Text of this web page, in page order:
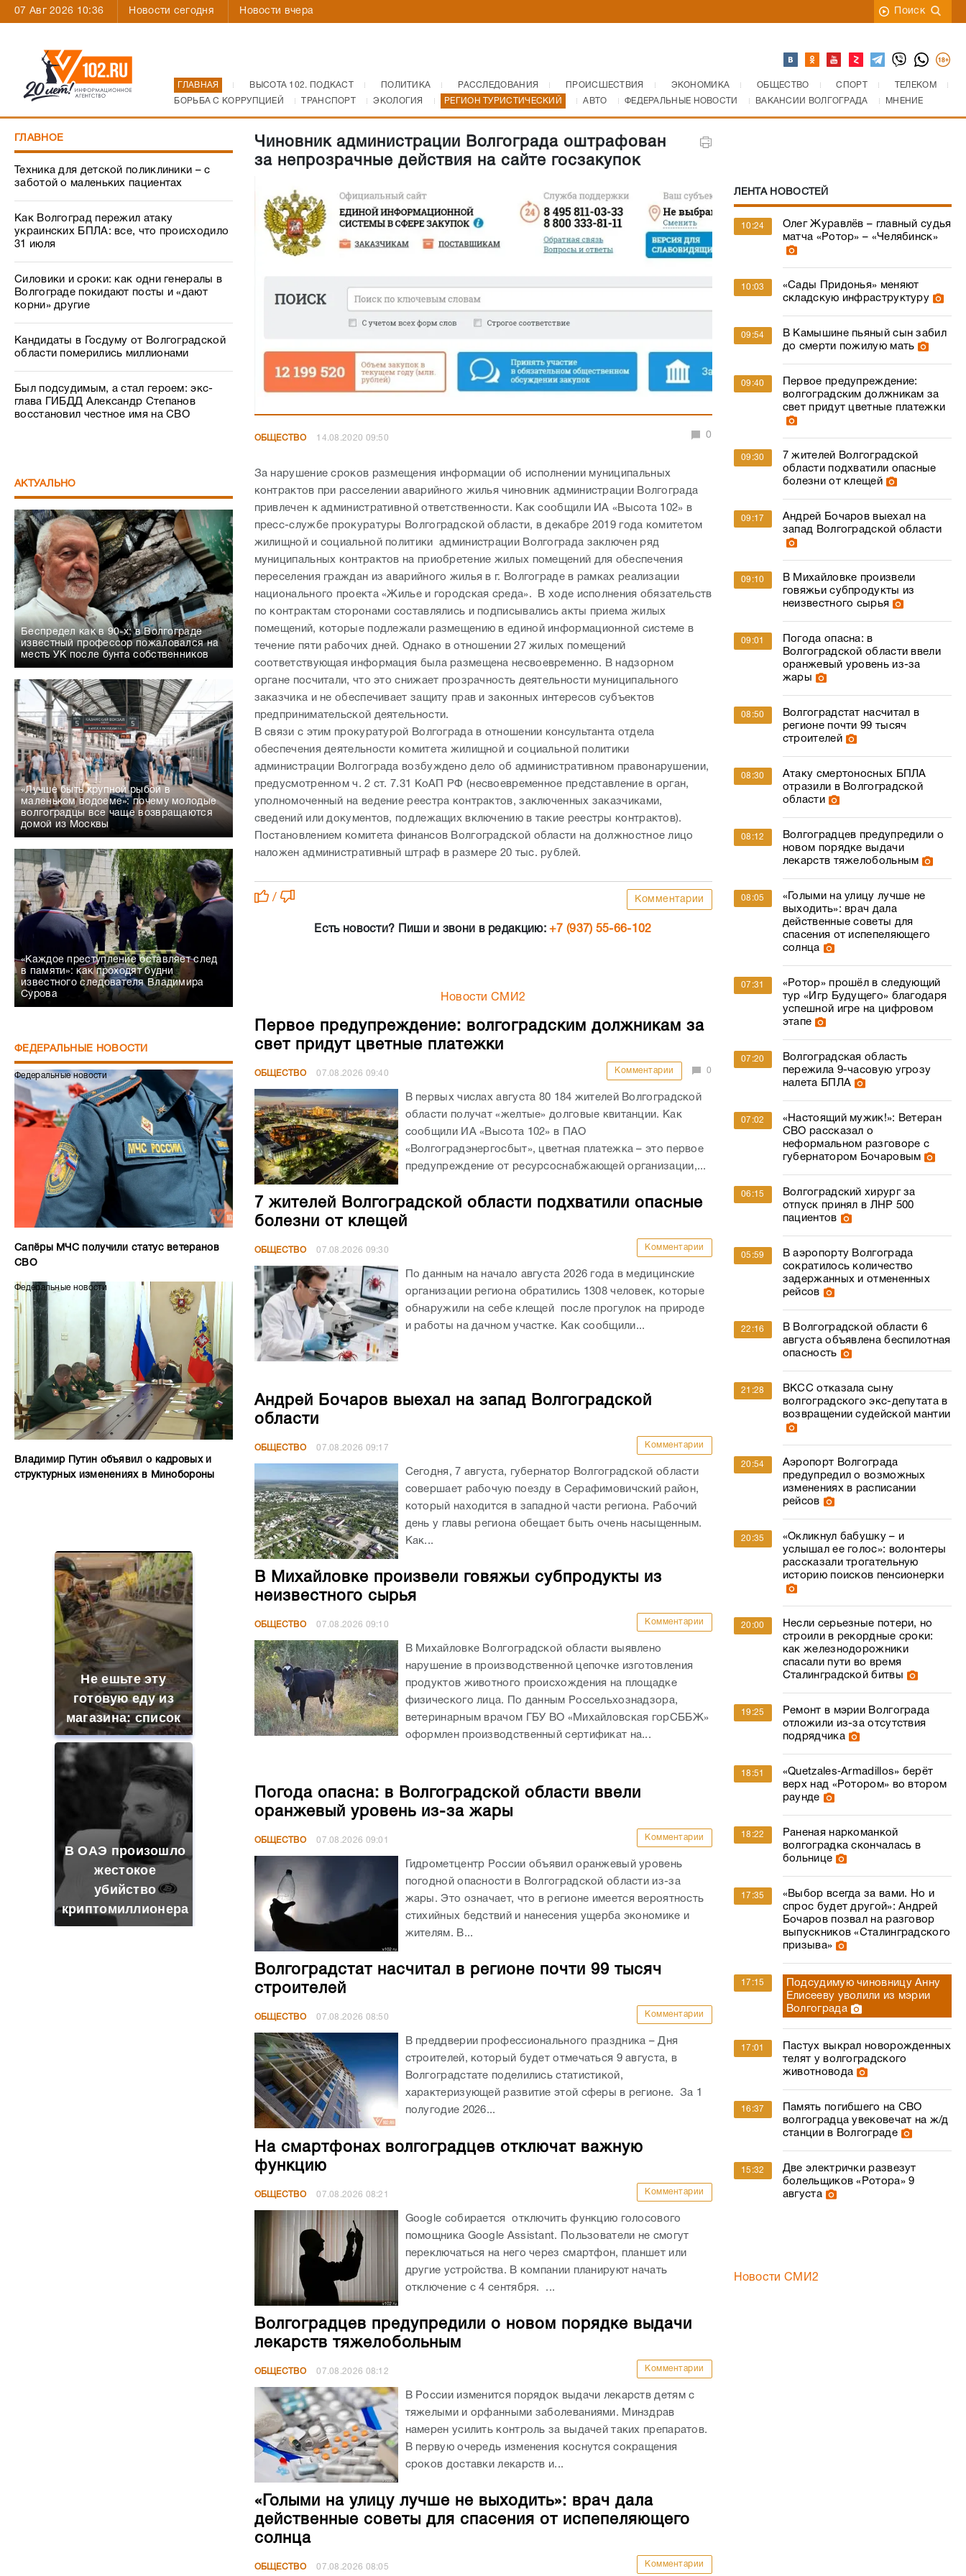
07 Авг 2026 10:36 Новости сегодня Новости вчера Поиск
ГЛАВНАЯ ВЫСОТА 102. ПОДКАСТ ПОЛИТИКА РАССЛЕДОВАНИЯ ПРОИСШЕСТВИЯ ЭКОНОМИКА ОБЩЕСТВО СПОРТ
ТЕЛЕКОМ
БОРЬБА С КОРРУПЦИЕЙ
ТРАНСПОРТ ЭКОЛОГИЯ РЕГИОН ТУРИСТИЧЕСКИЙ АВТО ФЕДЕРАЛЬНЫЕ НОВОСТИ ВАКАНСИИ ВОЛГОГРАДА МНЕНИЕ
ГЛАВНОЕ
Техника для детской поликлиники – с
заботой о маленьких пациентах
Как Волгоград пережил атаку
украинских БПЛА: все, что происходило
31 июля
Силовики и сроки: как одни генералы в
Волгограде покидают посты и «дают
корни» другие
Кандидаты в Госдуму от Волгоградской
области померились миллионами
Был подсудимым, а стал героем: экс-
глава ГИБДД Александр Степанов
восстановил честное имя на СВО
АКТУАЛЬНО
Беспредел как в 90-х: в Волгограде
известный профессор пожаловался на
месть УК после бунта собственников
«Лучше быть крупной рыбой в
маленьком водоеме»: почему молодые
волгоградцы все чаще возвращаются
домой из Москвы
«Каждое преступление оставляет след
в памяти»: как проходят будни
известного следователя Владимира
Сурова
ФЕДЕРАЛЬНЫЕ НОВОСТИ
Федеральные новости
Сапёры МЧС получили статус ветеранов
СВО
Федеральные новости
Владимир Путин объявил о кадровых и
структурных изменениях в Минобороны
Не ешьте эту
готовую еду из
магазина: список
В ОАЭ произошло
жестокое
убийство
криптомиллионера
Чиновник администрации Волгограда оштрафован
за непрозрачные действия на сайте госзакупок
ОБЩЕСТВО 14.08.2020 09:50 0
За нарушение сроков размещения информации об исполнении муниципальных
контрактов при расселении аварийного жилья чиновник администрации Волгограда
привлечен к административной ответственности. Как сообщили ИА «Высота 102» в
пресс-службе прокуратуры Волгоградской области, в декабре 2019 года комитетом
жилищной и социальной политики администрации Волгограда заключен ряд
муниципальных контрактов на приобретение жилых помещений для обеспечения
переселения граждан из аварийного жилья в г. Волгограде в рамках реализации
национального проекта «Жилье и городская среда». В ходе исполнения обязательств
по контрактам сторонами составлялись и подписывались акты приема жилых
помещений, которые подлежали размещению в единой информационной системе в
течение пяти рабочих дней. Однако в отношении 27 жилых помещений
соответствующая информация была размещена несвоевременно. В надзорном
органе посчитали, что это снижает прозрачность деятельности муниципального
заказчика и не обеспечивает защиту прав и законных интересов субъектов
предпринимательской деятельности.
В связи с этим прокуратурой Волгограда в отношении консультанта отдела
обеспечения деятельности комитета жилищной и социальной политики
администрации Волгограда возбуждено дело об административном правонарушении,
предусмотренном ч. 2 ст. 7.31 КоАП РФ (несвоевременное представление в орган,
уполномоченный на ведение реестра контрактов, заключенных заказчиками,
сведений или документов, подлежащих включению в такие реестры контрактов).
Постановлением комитета финансов Волгоградской области на должностное лицо
наложен административный штраф в размере 20 тыс. рублей.
/ Комментарии
Есть новости? Пиши и звони в редакцию:+7 (937) 55-66-102
Новости СМИ2
Первое предупреждение: волгоградским должникам за
свет придут цветные платежки
ОБЩЕСТВО 07.08.2026 09:40 Комментарии 0
В первых числах августа 80 184 жителей Волгоградской
области получат «желтые» долговые квитанции. Как
сообщили ИА «Высота 102» в ПАО
«Волгоградэнергосбыт», цветная платежка – это первое
предупреждение от ресурсоснабжающей организации,...
7 жителей Волгоградской области подхватили опасные
болезни от клещей
ОБЩЕСТВО 07.08.2026 09:30 Комментарии
По данным на начало августа 2026 года в медицинские
организации региона обратились 1308 человек, которые
обнаружили на себе клещей после прогулок на природе
и работы на дачном участке. Как сообщили...
Андрей Бочаров выехал на запад Волгоградской
области
ОБЩЕСТВО 07.08.2026 09:17 Комментарии
Сегодня, 7 августа, губернатор Волгоградской области
совершает рабочую поезду в Серафимовичский район,
который находится в западной части региона. Рабочий
день у главы региона обещает быть очень насыщенным.
Как...
В Михайловке произвели говяжьи субпродукты из
неизвестного сырья
ОБЩЕСТВО 07.08.2026 09:10 Комментарии
В Михайловке Волгоградской области выявлено
нарушение в производственной цепочке изготовления
продуктов животного происхождения на площадке
физического лица. По данным Россельхознадзора,
ветеринарным врачом ГБУ ВО «Михайловская горСББЖ»
оформлен производственный сертификат на...
Погода опасна: в Волгоградской области ввели
оранжевый уровень из-за жары
ОБЩЕСТВО 07.08.2026 09:01 Комментарии
Гидрометцентр России объявил оранжевый уровень
погодной опасности в Волгоградской области из-за
жары. Это означает, что в регионе имеется вероятность
стихийных бедствий и нанесения ущерба экономике и
жителям. В...
Волгоградстат насчитал в регионе почти 99 тысяч
строителей
ОБЩЕСТВО 07.08.2026 08:50 Комментарии
В преддверии профессионального праздника – Дня
строителей, который будет отмечаться 9 августа, в
Волгоградстате поделились статистикой,
характеризующей развитие этой сферы в регионе. За 1
полугодие 2026...
На смартфонах волгоградцев отключат важную
функцию
ОБЩЕСТВО 07.08.2026 08:21 Комментарии
Google собирается отключить функцию голосового
помощника Google Assistant. Пользователи не смогут
переключаться на него через смартфон, планшет или
другие устройства. В компании планируют начать
отключение с 4 сентября. ...
Волгоградцев предупредили о новом порядке выдачи
лекарств тяжелобольным
ОБЩЕСТВО 07.08.2026 08:12 Комментарии
В России изменится порядок выдачи лекарств детям с
тяжелыми и орфанными заболеваниями. Минздрав
намерен усилить контроль за выдачей таких препаратов.
В первую очередь изменения коснутся сокращения
сроков доставки лекарств и...
«Голыми на улицу лучше не выходить»: врач дала
действенные советы для спасения от испепеляющего
солнца
ОБЩЕСТВО 07.08.2026 08:05 Комментарии
ЛЕНТА НОВОСТЕЙ
10:24
Олег Журавлёв – главный судья
матча «Ротор» – «Челябинск»
10:03
«Сады Придонья» меняют
складскую инфраструктуру
09:54
В Камышине пьяный сын забил
до смерти пожилую мать
09:40
Первое предупреждение:
волгоградским должникам за
свет придут цветные платежки
09:30
7 жителей Волгоградской
области подхватили опасные
болезни от клещей
09:17
Андрей Бочаров выехал на
запад Волгоградской области
09:10
В Михайловке произвели
говяжьи субпродукты из
неизвестного сырья
09:01
Погода опасна: в
Волгоградской области ввели
оранжевый уровень из-за
жары
08:50
Волгоградстат насчитал в
регионе почти 99 тысяч
строителей
08:30
Атаку смертоносных БПЛА
отразили в Волгоградской
области
08:12
Волгоградцев предупредили о
новом порядке выдачи
лекарств тяжелобольным
08:05
«Голыми на улицу лучше не
выходить»: врач дала
действенные советы для
спасения от испепеляющего
солнца
07:31
«Ротор» прошёл в следующий
тур «Игр Будущего» благодаря
успешной игре на цифровом
этапе
07:20
Волгоградская область
пережила 9-часовую угрозу
налета БПЛА
07:02
«Настоящий мужик!»: Ветеран
СВО рассказал о
неформальном разговоре с
губернатором Бочаровым
06:15
Волгоградский хирург за
отпуск принял в ЛНР 500
пациентов
05:59
В аэропорту Волгограда
сократилось количество
задержанных и отмененных
рейсов
22:16
В Волгоградской области 6
августа объявлена беспилотная
опасность
21:28
ВКСС отказала сыну
волгоградского экс-депутата в
возвращении судейской мантии
20:54
Аэропорт Волгограда
предупредил о возможных
изменениях в расписании
рейсов
20:35
«Окликнул бабушку – и
услышал ее голос»: волонтеры
рассказали трогательную
историю поисков пенсионерки
20:00
Несли серьезные потери, но
строили в рекордные сроки:
как железнодорожники
спасали пути во время
Сталинградской битвы
19:25
Ремонт в мэрии Волгограда
отложили из-за отсутствия
подрядчика
18:51
«Quetzales‑Armadillos» берёт
верх над «Ротором» во втором
раунде
18:22
Раненая наркоманкой
волгоградка скончалась в
больнице
17:35
«Выбор всегда за вами. Но и
спрос будет другой»: Андрей
Бочаров позвал на разговор
выпускников «Сталинградского
призыва»
17:15
Подсудимую чиновницу Анну
Елисееву уволили из мэрии
Волгограда
17:01
Пастух выкрал новорожденных
телят у волгоградского
животновода
16:37
Память погибшего на СВО
волгоградца увековечат на ж/д
станции в Волгограде
15:32
Две электрички развезут
болельщиков «Ротора» 9
августа
Новости СМИ2